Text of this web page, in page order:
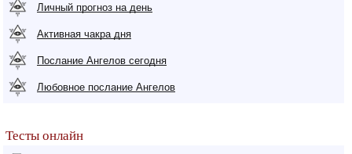
Личный прогноз на день
Активная чакра дня
Послание Ангелов сегодня
Любовное послание Ангелов
Тесты онлайн